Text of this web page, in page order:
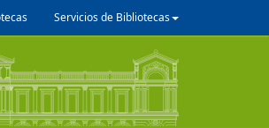
Servicios de Bibliotecas